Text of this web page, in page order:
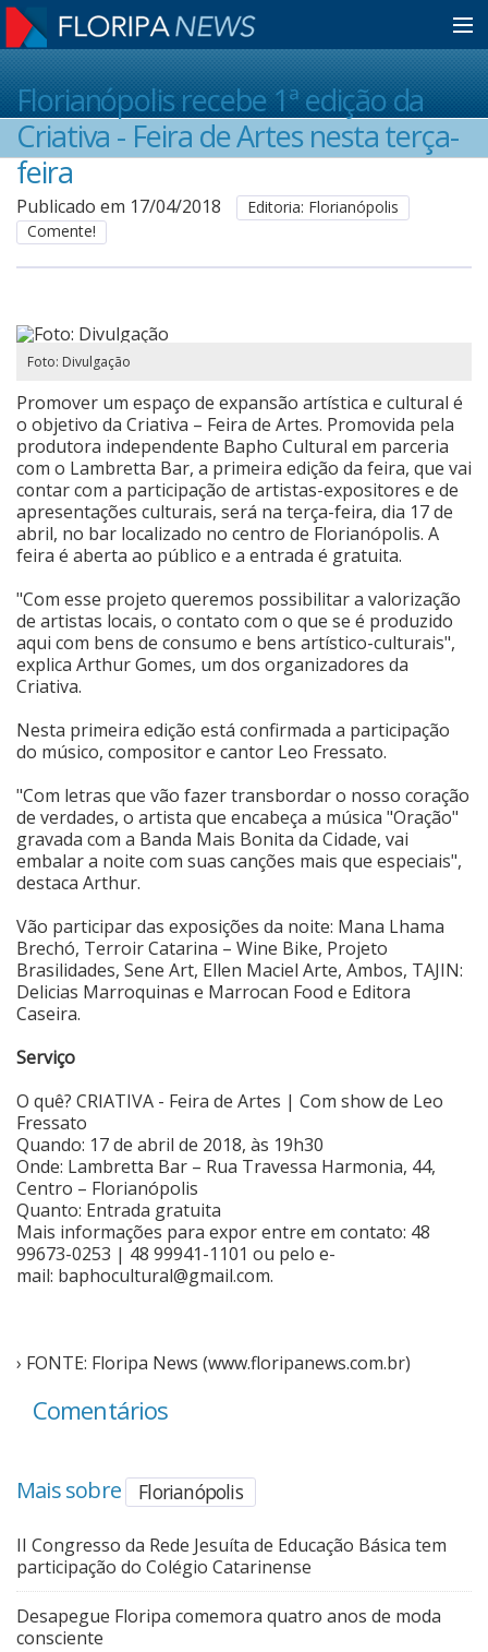
Home
Notícias
Colunistas
Anuncie
Cinema
Agenda Cultural
Anuncie
Fale Conosco
Florianópolis recebe 1ª edição da
Criativa - Feira de Artes nesta terça-
feira
Publicado em 17/04/2018
Editoria: Florianópolis
Comente!
Foto: Divulgação
Promover um espaço de expansão artística e cultural é
o objetivo da Criativa – Feira de Artes. Promovida pela
produtora independente Bapho Cultural em parceria
com o Lambretta Bar, a primeira edição da feira, que vai
contar com a participação de artistas-expositores e de
apresentações culturais, será na terça-feira, dia 17 de
abril, no bar localizado no centro de Florianópolis. A
feira é aberta ao público e a entrada é gratuita.
"Com esse projeto queremos possibilitar a valorização
de artistas locais, o contato com o que se é produzido
aqui com bens de consumo e bens artístico-culturais",
explica Arthur Gomes, um dos organizadores da
Criativa.
Nesta primeira edição está confirmada a participação
do músico, compositor e cantor Leo Fressato.
"Com letras que vão fazer transbordar o nosso coração
de verdades, o artista que encabeça a música "Oração"
gravada com a Banda Mais Bonita da Cidade, vai
embalar a noite com suas canções mais que especiais",
destaca Arthur.
Vão participar das exposições da noite: Mana Lhama
Brechó, Terroir Catarina – Wine Bike, Projeto
Brasilidades, Sene Art, Ellen Maciel Arte, Ambos, TAJIN:
Delicias Marroquinas e Marrocan Food e Editora
Caseira.
Serviço
O quê? CRIATIVA - Feira de Artes | Com show de Leo
Fressato
Quando: 17 de abril de 2018, às 19h30
Onde: Lambretta Bar – Rua Travessa Harmonia, 44,
Centro – Florianópolis
Quanto: Entrada gratuita
Mais informações para expor entre em contato: 48
99673-0253 | 48 99941-1101 ou pelo e-
mail: baphocultural@gmail.com.
› FONTE: Floripa News (www.floripanews.com.br)
Comentários
Mais sobre Florianópolis
II Congresso da Rede Jesuíta de Educação Básica tem
participação do Colégio Catarinense
Desapegue Floripa comemora quatro anos de moda
consciente